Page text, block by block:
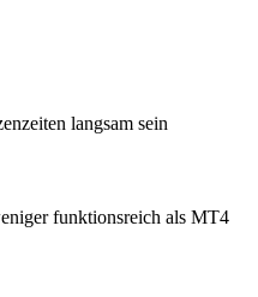
langsam sein
funktionsreich als MT4